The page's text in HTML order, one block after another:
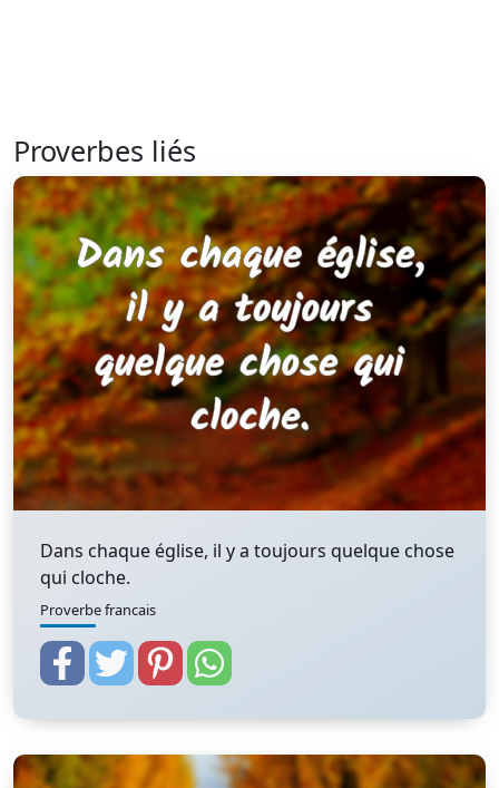
Proverbes liés
Dans chaque église, il y a toujours quelque chose
qui cloche.
Proverbe francais